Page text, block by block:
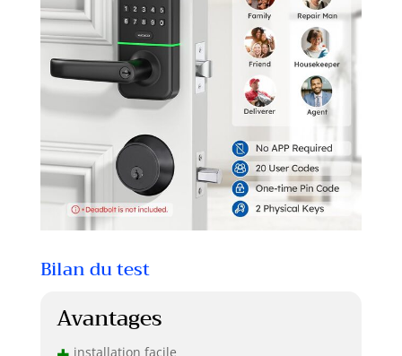
Bilan du test
Avantages
installation facile